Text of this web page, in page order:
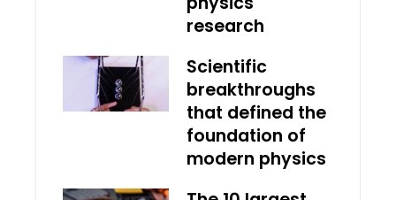
research
Scientific
breakthroughs
that defined the
foundation of
modern physics